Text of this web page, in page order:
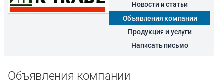
Новости и статьи
Объявления компании
Продукция и услуги
Написать письмо
Объявления компании